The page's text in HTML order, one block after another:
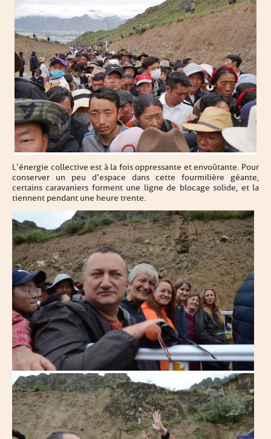
L’énergie collective est à la fois oppressante et envoûtante. Pour
conserver un peu d’espace dans cette fourmilière géante,
certains caravaniers forment une ligne de blocage solide, et la
tiennent pendant une heure trente.